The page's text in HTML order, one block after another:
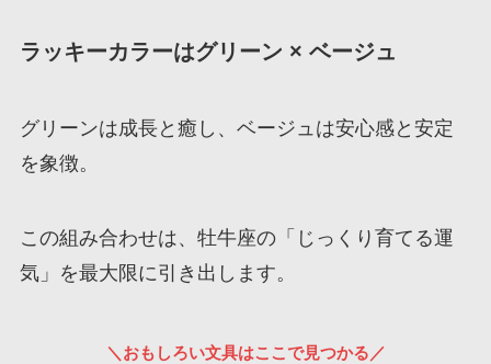
ラッキーカラーはグリーン × ベージュ
グリーンは成長と癒し、ベージュは安心感と安定
を象徴。
この組み合わせは、牡牛座の「じっくり育てる運
気」を最大限に引き出します。
＼おもしろい文具はここで見つかる／